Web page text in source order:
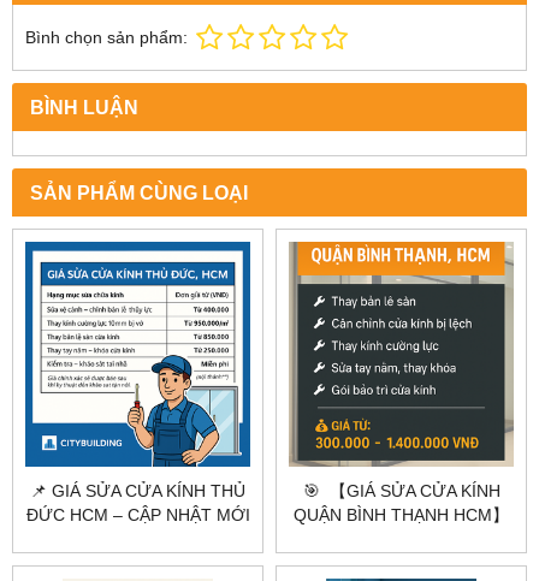
Bình chọn sản phẩm:
BÌNH LUẬN
SẢN PHẨM CÙNG LOẠI
📌 GIÁ SỬA CỬA KÍNH THỦ
ĐỨC HCM – CẬP NHẬT MỚI
🎯 【GIÁ SỬA CỬA KÍNH
QUẬN BÌNH THẠNH HCM】
TRONG 1H